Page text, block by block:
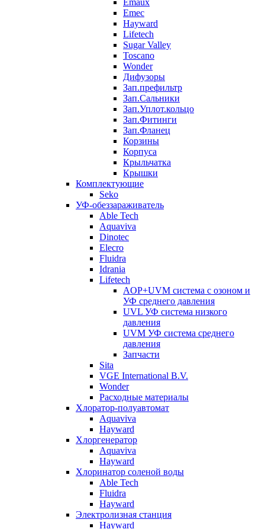
Emec
Hayward
Lifetech
Sugar Valley
Toscano
Wonder
Дифузоры
Зап.префильтр
Зап.Сальники
Зап.Уплот.кольцо
Зап.Фитинги
Зап.Фланец
Корзины
Корпуcа
Крыльчатка
Крышки
Комплектующие
Seko
УФ-обеззараживатель
Able Tech
Aquaviva
Dinotec
Elecro
Fluidra
Idrania
Lifetech
AOP+UVM система с озоном и
УФ среднего давления
UVL УФ система низкого
давления
UVM УФ система среднего
давления
Запчасти
Sita
VGE International B.V.
Wonder
Расходные материалы
Хлоратор-полуавтомат
Aquaviva
Hayward
Хлоргенератор
Aquaviva
Hayward
Хлоринатор соленой воды
Able Tech
Fluidra
Hayward
Электролизная станция
Hayward